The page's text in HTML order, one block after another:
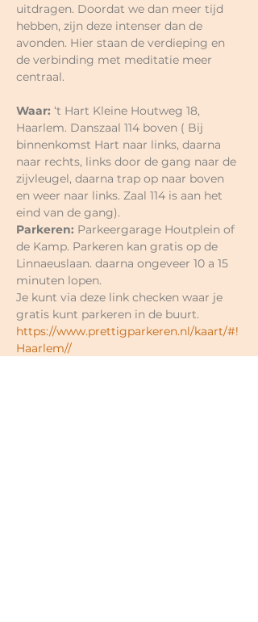
uitdragen. Doordat we dan meer tijd
hebben, zijn deze intenser dan de
avonden. Hier staan de verdieping en
de verbinding met meditatie meer
centraal.
Waar: ‘t Hart Kleine Houtweg 18,
Haarlem. Danszaal 114 boven ( Bij
binnenkomst Hart naar links, daarna
naar rechts, links door de gang naar de
zijvleugel, daarna trap op naar boven
en weer naar links. Zaal 114 is aan het
eind van de gang).
Parkeren: Parkeergarage Houtplein of
de Kamp. Parkeren kan gratis op de
Linnaeuslaan. daarna ongeveer 10 a 15
minuten lopen.
Je kunt via deze link checken waar je
gratis kunt parkeren in de buurt.
https://www.prettigparkeren.nl/kaart/#!
Haarlem//